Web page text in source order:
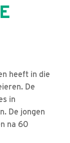
heeft in die
De
in
De jongen
na 60